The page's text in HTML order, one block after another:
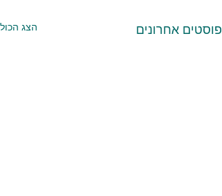
פוסטים אחרונים הצג הכול